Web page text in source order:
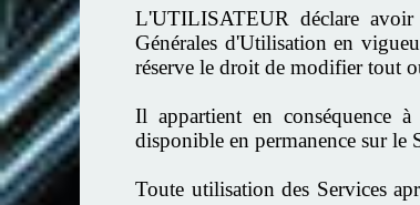
L'UTILISATEUR déclare avoir
Générales d'Utilisation en
réserve le droit de modifier tout
Il appartient en conséquence
disponible en permanence sur le
Toute utilisation des Services